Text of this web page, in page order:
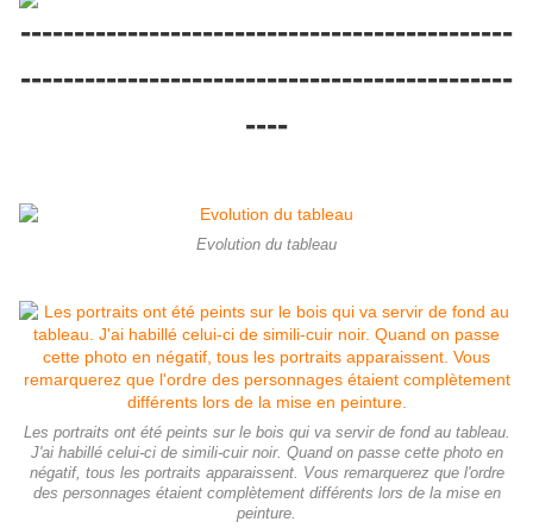
----------------------------------------------
----------------------------------------------
----
Evolution du tableau
Les portraits ont été peints sur le bois qui va servir de fond au tableau.
J'ai habillé celui-ci de simili-cuir noir. Quand on passe cette photo en
négatif, tous les portraits apparaissent. Vous remarquerez que l'ordre
des personnages étaient complètement différents lors de la mise en
peinture.